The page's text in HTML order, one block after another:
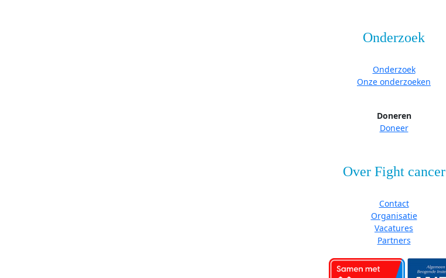
Onderzoek
Onderzoek
Onze onderzoeken
Doneren
Doneer
Over Fight cancer
Contact
Organisatie
Vacatures
Partners